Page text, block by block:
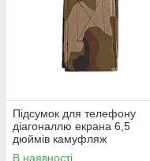
Підсумок для телефону
діагоналлю екрана 6,5
дюймів камуфляж
В наявності